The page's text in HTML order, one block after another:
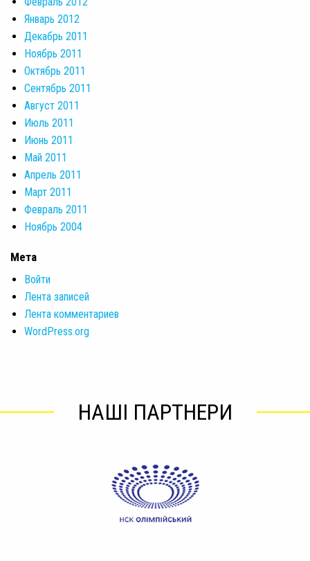
Январь 2012
Декабрь 2011
Ноябрь 2011
Октябрь 2011
Сентябрь 2011
Август 2011
Июль 2011
Июнь 2011
Май 2011
Апрель 2011
Март 2011
Февраль 2011
Ноябрь 2004
Мета
Войти
Лента записей
Лента комментариев
WordPress.org
НАШІ ПАРТНЕРИ